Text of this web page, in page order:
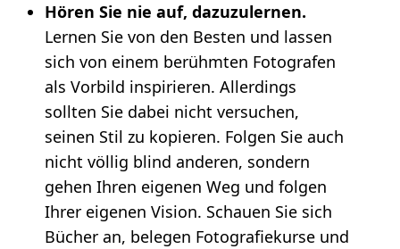
Hören Sie nie auf, dazuzulernen.
Lernen Sie von den Besten und lassen
sich von einem berühmten Fotografen
als Vorbild inspirieren. Allerdings
sollten Sie dabei nicht versuchen,
seinen Stil zu kopieren. Folgen Sie auch
nicht völlig blind anderen, sondern
gehen Ihren eigenen Weg und folgen
Ihrer eigenen Vision. Schauen Sie sich
Bücher an, belegen Fotografiekurse und